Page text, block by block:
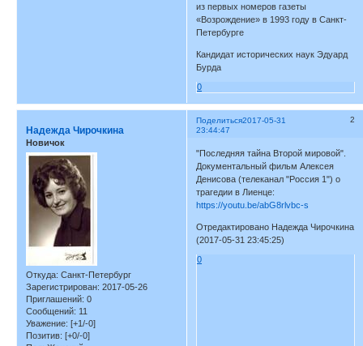
из первых номеров газеты
«Возрождение» в 1993 году в Санкт-
Петербурге
Кандидат исторических наук Эдуард
Бурда
0
Поделиться 2
2017-05-31
23:44:47
Надежда Чирочкина
Новичок
Откуда: Санкт-Петербург
Зарегистрирован: 2017-05-26
Приглашений: 0
Сообщений: 11
Уважение: [+1/-0]
Позитив: [+0/-0]
"Последняя тайна Второй мировой".
Документальный фильм Алексея
Денисова (телеканал "Россия 1") о
трагедии в Лиенце:
https://youtu.be/abG8rlvbc-s
Отредактировано Надежда Чирочкина
(2017-05-31 23:45:25)
0